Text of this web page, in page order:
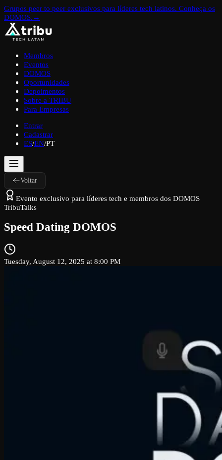
Grupos peer to peer exclusivos para líderes tech latinos. Conheça os
DOMOS. →
Membros
Eventos
DOMOS
Oportunidades
Depoimentos
Sobre a TRIBU
Para Empresas
Entrar
Cadastrar
ES/EN/PT
Voltar
Evento exclusivo para líderes tech e membros dos DOMOS
TribuTalks
Speed Dating DOMOS
Tuesday, August 12, 2025 at 8:00 PM